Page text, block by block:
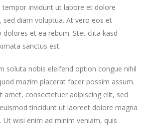
invidunt ut labore et dolore
sed diam voluptua. At vero eos et
et ea rebum. Stet clita kasd
sanctus est.
soluta nobis eleifend option congue nihil
mazim placerat facer possim assum.
amet, consectetuer adipiscing elit, sed
tincidunt ut laoreet dolore magna
Ut wisi enim ad minim veniam, quis